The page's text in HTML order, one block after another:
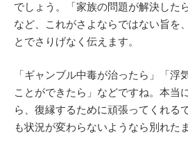
でしょう。「家族の問題が解決した
など、これがさよならではない旨を
とでさりげなく伝えます。
「ギャンブル中毒が治ったら」「浮
ことができたら」などですね。本当
ら、復縁するために頑張ってくれる
も状況が変わらないようなら別れた